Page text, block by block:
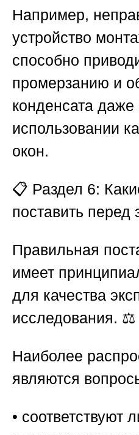
Например,
устройство
способно
промерзанию и
конденсата даже
использовании
окон.
📋 Раздел 6:
поставить перед
Правильная
имеет
для качества
исследования. ⚖️
Наиболее
являются
• соответствуют